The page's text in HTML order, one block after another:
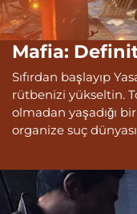
Mafia:
Sıfırdan başlayıp
rütbenizi yükseltin.
olmadan yaşadığı
organize suç